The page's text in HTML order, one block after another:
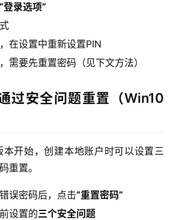
“登录选项”
在设置中重新设置PIN
需要先重置密码（见下文方法）
过安全问题重置（Win10
开始，创建本地账户时可以设置三
重置。
误密码后，点击“重置密码”
设置的三个安全问题